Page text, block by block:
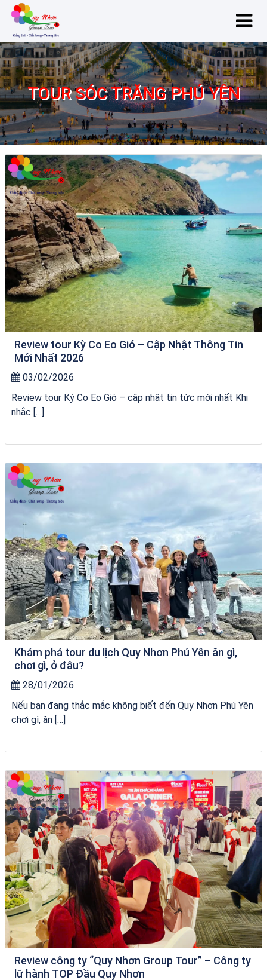
TOUR SÓC TRĂNG PHÚ YÊN
Tour Sóc Trăng Phú Yên
Review tour Kỳ Co Eo Gió – Cập Nhật Thông Tin
Mới Nhất 2026
03/02/2026
Review tour Kỳ Co Eo Gió – cập nhật tin tức mới nhất Khi
nhắc […]
Khám phá tour du lịch Quy Nhơn Phú Yên ăn gì,
chơi gì, ở đâu?
28/01/2026
Nếu bạn đang thắc mắc không biết đến Quy Nhơn Phú Yên
chơi gì, ăn […]
Tour Sóc Trăng Phú Yên
Review công ty “Quy Nhơn Group Tour” – Công ty
lữ hành TOP Đầu Quy Nhơn